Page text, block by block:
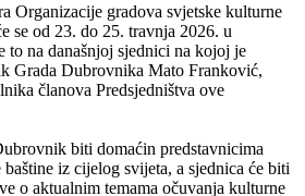
Organizacije gradova svjetske kulturne
se od 23. do 25. travnja 2026. u
na današnjoj sjednici na kojoj je
Grada Dubrovnika Mato Franković,
članova Predsjedništva ove
biti domaćin predstavnicima
iz cijelog svijeta, a sjednica će biti
o aktualnim temama očuvanja kulturne